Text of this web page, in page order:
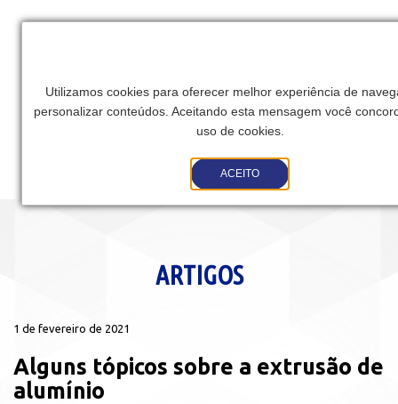
Utilizamos cookies para oferecer melhor experiência de
personalizar conteúdos. Aceitando esta mensagem você
uso de cookies.
ACEITO
ARTIGOS
1 de fevereiro de 2021
Alguns tópicos sobre a extrusão de
alumínio